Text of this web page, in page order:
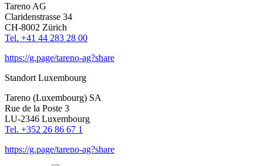
Tareno AG
Clari­den­strasse 34
CH-8002 Zürich
Tel. +41 44 283 28 00
https://g.page/tareno-ag?share
Standort Luxem­bourg
Tareno (Luxem­bourg) SA
Rue de la Poste 3
LU-2346 Luxem­bourg
Tel. +352 26 86 67 1
https://g.page/tareno-ag?share